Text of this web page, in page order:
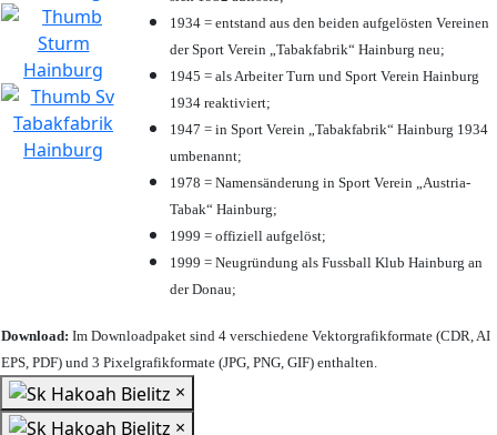
1934 = entstand aus den beiden aufgelösten Vereinen
der Sport Verein „Tabakfabrik“ Hainburg neu;
1945 = als Arbeiter Turn und Sport Verein Hainburg
1934 reaktiviert;
1947 = in Sport Verein „Tabakfabrik“ Hainburg 1934
umbenannt;
1978 = Namensänderung in Sport Verein „Austria-
Tabak“ Hainburg;
1999 = offiziell aufgelöst;
1999 = Neugründung als Fussball Klub Hainburg an
der Donau;
Download: Im Downloadpaket sind 4 verschiedene Vektorgrafikformate (CDR, AI
EPS, PDF) und 3 Pixelgrafikformate (JPG, PNG, GIF) enthalten.
×
×